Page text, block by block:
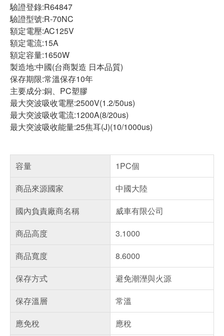
驗證登錄:R64847
驗證型號:R-70NC
額定電壓:AC125V
額定電流:15A
額定容量:1650W
製造地:中國(台商製造 日本品質)
保存期限:常溫保存10年
主要成分:銅、PC塑膠
最大突波吸收電壓:2500V(1.2/50us)
最大突波吸收電流:1200A(8/20us)
最大突波吸收能量:25焦耳(J)(10/1000us)
容量
1PC個
商品來源國家
中國大陸
國內負責廠商名稱
威車有限公司
商品高度
3.1000
商品寬度
8.6000
保存方式
避免潮溼與火源
保存溫層
常溫
應免稅
應稅